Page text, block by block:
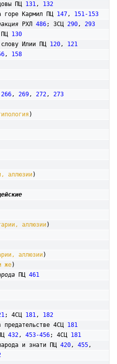
ПЦ
131, 132
горе Кармил ПЦ
147, 151-153
РХЛ 486; 3СЦ 290, 293
ПЦ
130
слову Илии ПЦ
120, 121
, 158
266, 269, 272, 273
)
аллюзии)
аллюзии)
аллюзии)
же)
ПЦ 461
; 4СЦ 181, 182
предательстве 4СЦ
181
432, 453-456; 4СЦ 181
и знати ПЦ
420, 455